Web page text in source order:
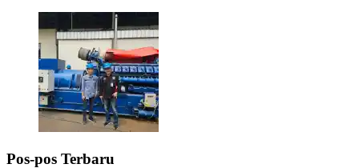
Pos-pos Terbaru